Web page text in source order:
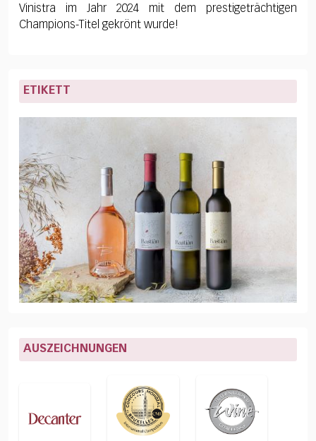
Vinistra im Jahr 2024 mit dem prestigeträchtigen
Champions-Titel gekrönt wurde!
ETIKETT
AUSZEICHNUNGEN